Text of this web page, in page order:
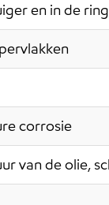
en in de
corrosie
van de olie,